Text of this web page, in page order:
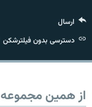
زبان‌های دیگر
ارسال
دسترسی بدون فیلترشکن
از همین مجموعه